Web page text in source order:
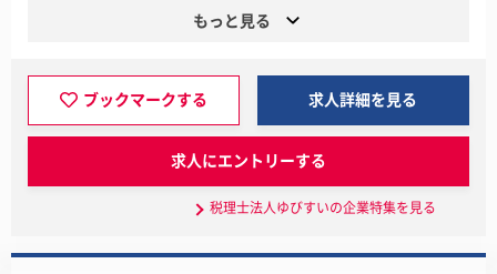
もっと見る
ブックマークする 求人詳細を見る
求人にエントリーする
税理士法人ゆびすいの企業特集を見る